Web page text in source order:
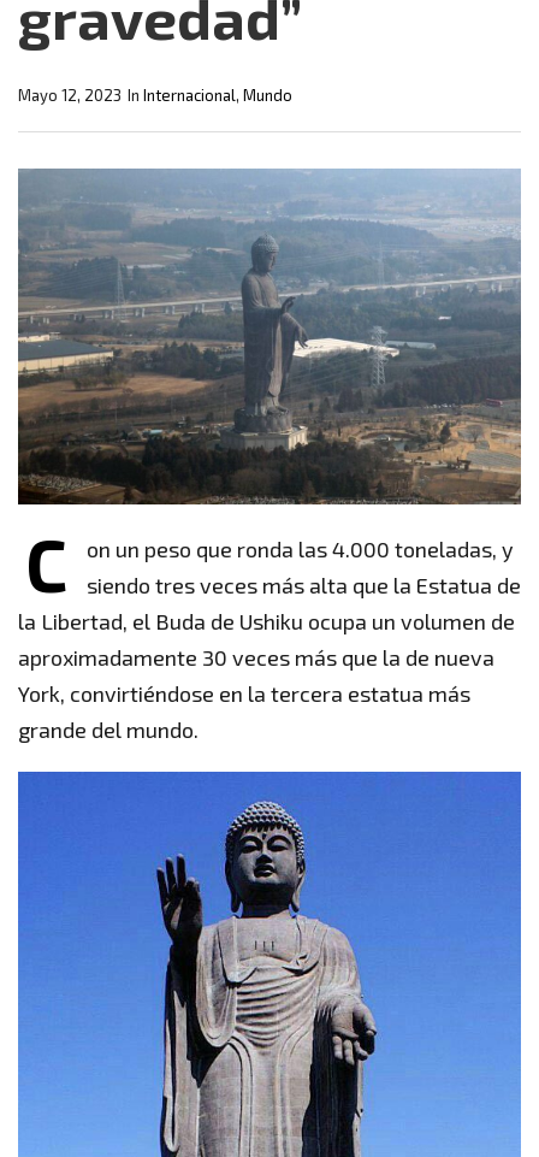
gravedad”
In Internacional, Mundo
Mayo 12, 2023
C
on un peso que ronda las 4.000 toneladas, y
siendo tres veces más alta que la Estatua de
la Libertad, el Buda de Ushiku ocupa un volumen de
aproximadamente 30 veces más que la de nueva
York, convirtiéndose en la tercera estatua más
grande del mundo.